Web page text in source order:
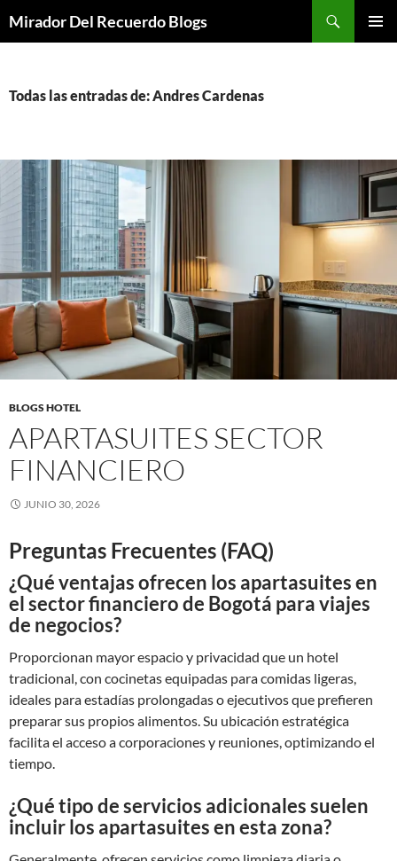
Mirador Del Recuerdo Blogs
Todas las entradas de: Andres Cardenas
BLOGS HOTEL
APARTASUITES SECTOR
FINANCIERO
JUNIO 30, 2026
Preguntas Frecuentes (FAQ)
¿Qué ventajas ofrecen los apartasuites en
el sector financiero de Bogotá para viajes
de negocios?
Proporcionan mayor espacio y privacidad que un hotel
tradicional, con cocinetas equipadas para comidas ligeras,
ideales para estadías prolongadas o ejecutivos que prefieren
preparar sus propios alimentos. Su ubicación estratégica
facilita el acceso a corporaciones y reuniones, optimizando el
tiempo.
¿Qué tipo de servicios adicionales suelen
incluir los apartasuites en esta zona?